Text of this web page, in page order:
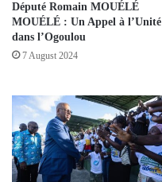
Député Romain MOUÉLÉ
MOUÉLÉ : Un Appel à l’Unité
dans l’Ogoulou
7 August 2024